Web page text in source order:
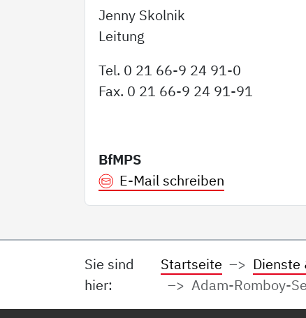
Jenny Skolnik
Leitung
Tel. 0 21 66-9 24 91-0
Fax. 0 21 66-9 24 91-91
BfMPS
E-Mail schreiben
Sie sind
hier:
Startseite Dienste
Adam-Romboy-